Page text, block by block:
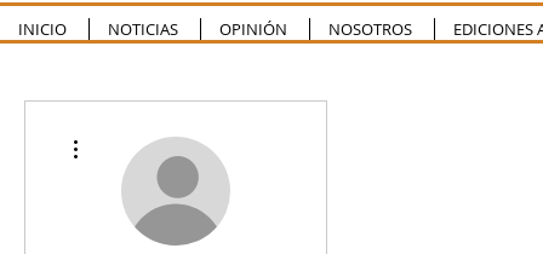
INICIO NOTICIAS OPINIÓN NOSOTROS EDICIONES
Más acciones